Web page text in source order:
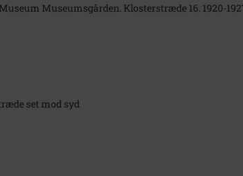
Museumsgården. Klosterstræde 16. 1920-
set mod syd